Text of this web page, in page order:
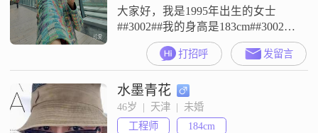
属！不诚不婚，状态虚假男士拜
托，请绕道而行~
大家好，我是1995年出生的女士
##3002##我的身高是183cm##3002##
我现在在天津工作##3002##我的学
历是大专##3002##我的月收入在
8001元到12000元之间##3002##我是
一个乐观积极的人##3002##我也是
一个真诚可靠的人##3002##我是一
个热爱生活的人##3002##我来到这
打招呼 发留言
水墨青花
46岁  |  天津  |  未婚
工程师
184cm